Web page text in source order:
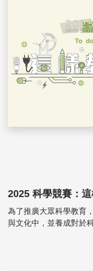
2025 科學競賽：
為了推廣大眾科學教育
與文化中，並養成對於